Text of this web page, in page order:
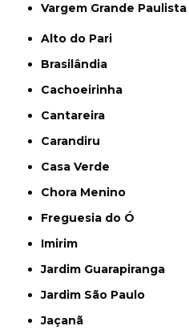
Vargem Grande Paulista
Alto do Pari
Brasilândia
Cachoeirinha
Cantareira
Carandiru
Casa Verde
Chora Menino
Freguesia do Ó
Imirim
Jardim Guarapiranga
Jardim São Paulo
Jaçanã